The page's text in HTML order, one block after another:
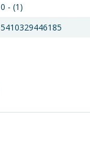
0 - (1)
5410329446185